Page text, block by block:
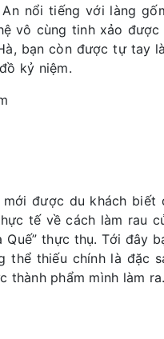
nổi tiếng với làng
vô cùng tinh xảo
bạn còn được tự tay
kỷ niệm.
được du khách biết
tế về cách làm rau
thực thụ. Tới đây
thiếu chính là đặc
phẩm mình làm ra.